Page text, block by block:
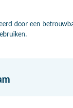
door een